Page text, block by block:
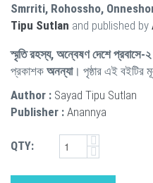
Smrriti, Rohossho,
Tipu Sutlan and published by
স্মৃতি রহস্য, অন্বেষণ দেশে প্রবাসে-২
প্রকাশক অনন্যা। পৃষ্ঠার এই বইটির
Author : Sayad Tipu Sutlan
Publisher : Anannya
QTY: